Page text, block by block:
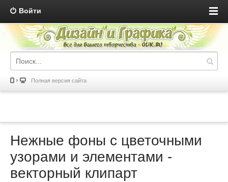
Войти
Полная версия сайта
Нежные фоны с цветочными
узорами и элементами -
векторный клипарт